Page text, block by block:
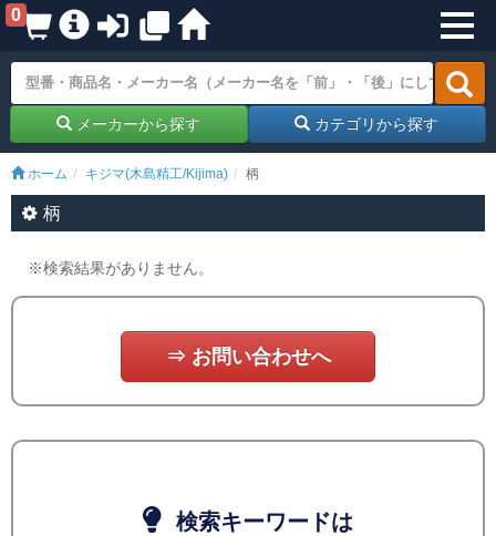
0
メーカーから探す カテゴリから探す
ホーム キジマ(木島精工/Kijima) 柄
柄
※検索結果がありません。
⇒ お問い合わせへ
検索キーワードは